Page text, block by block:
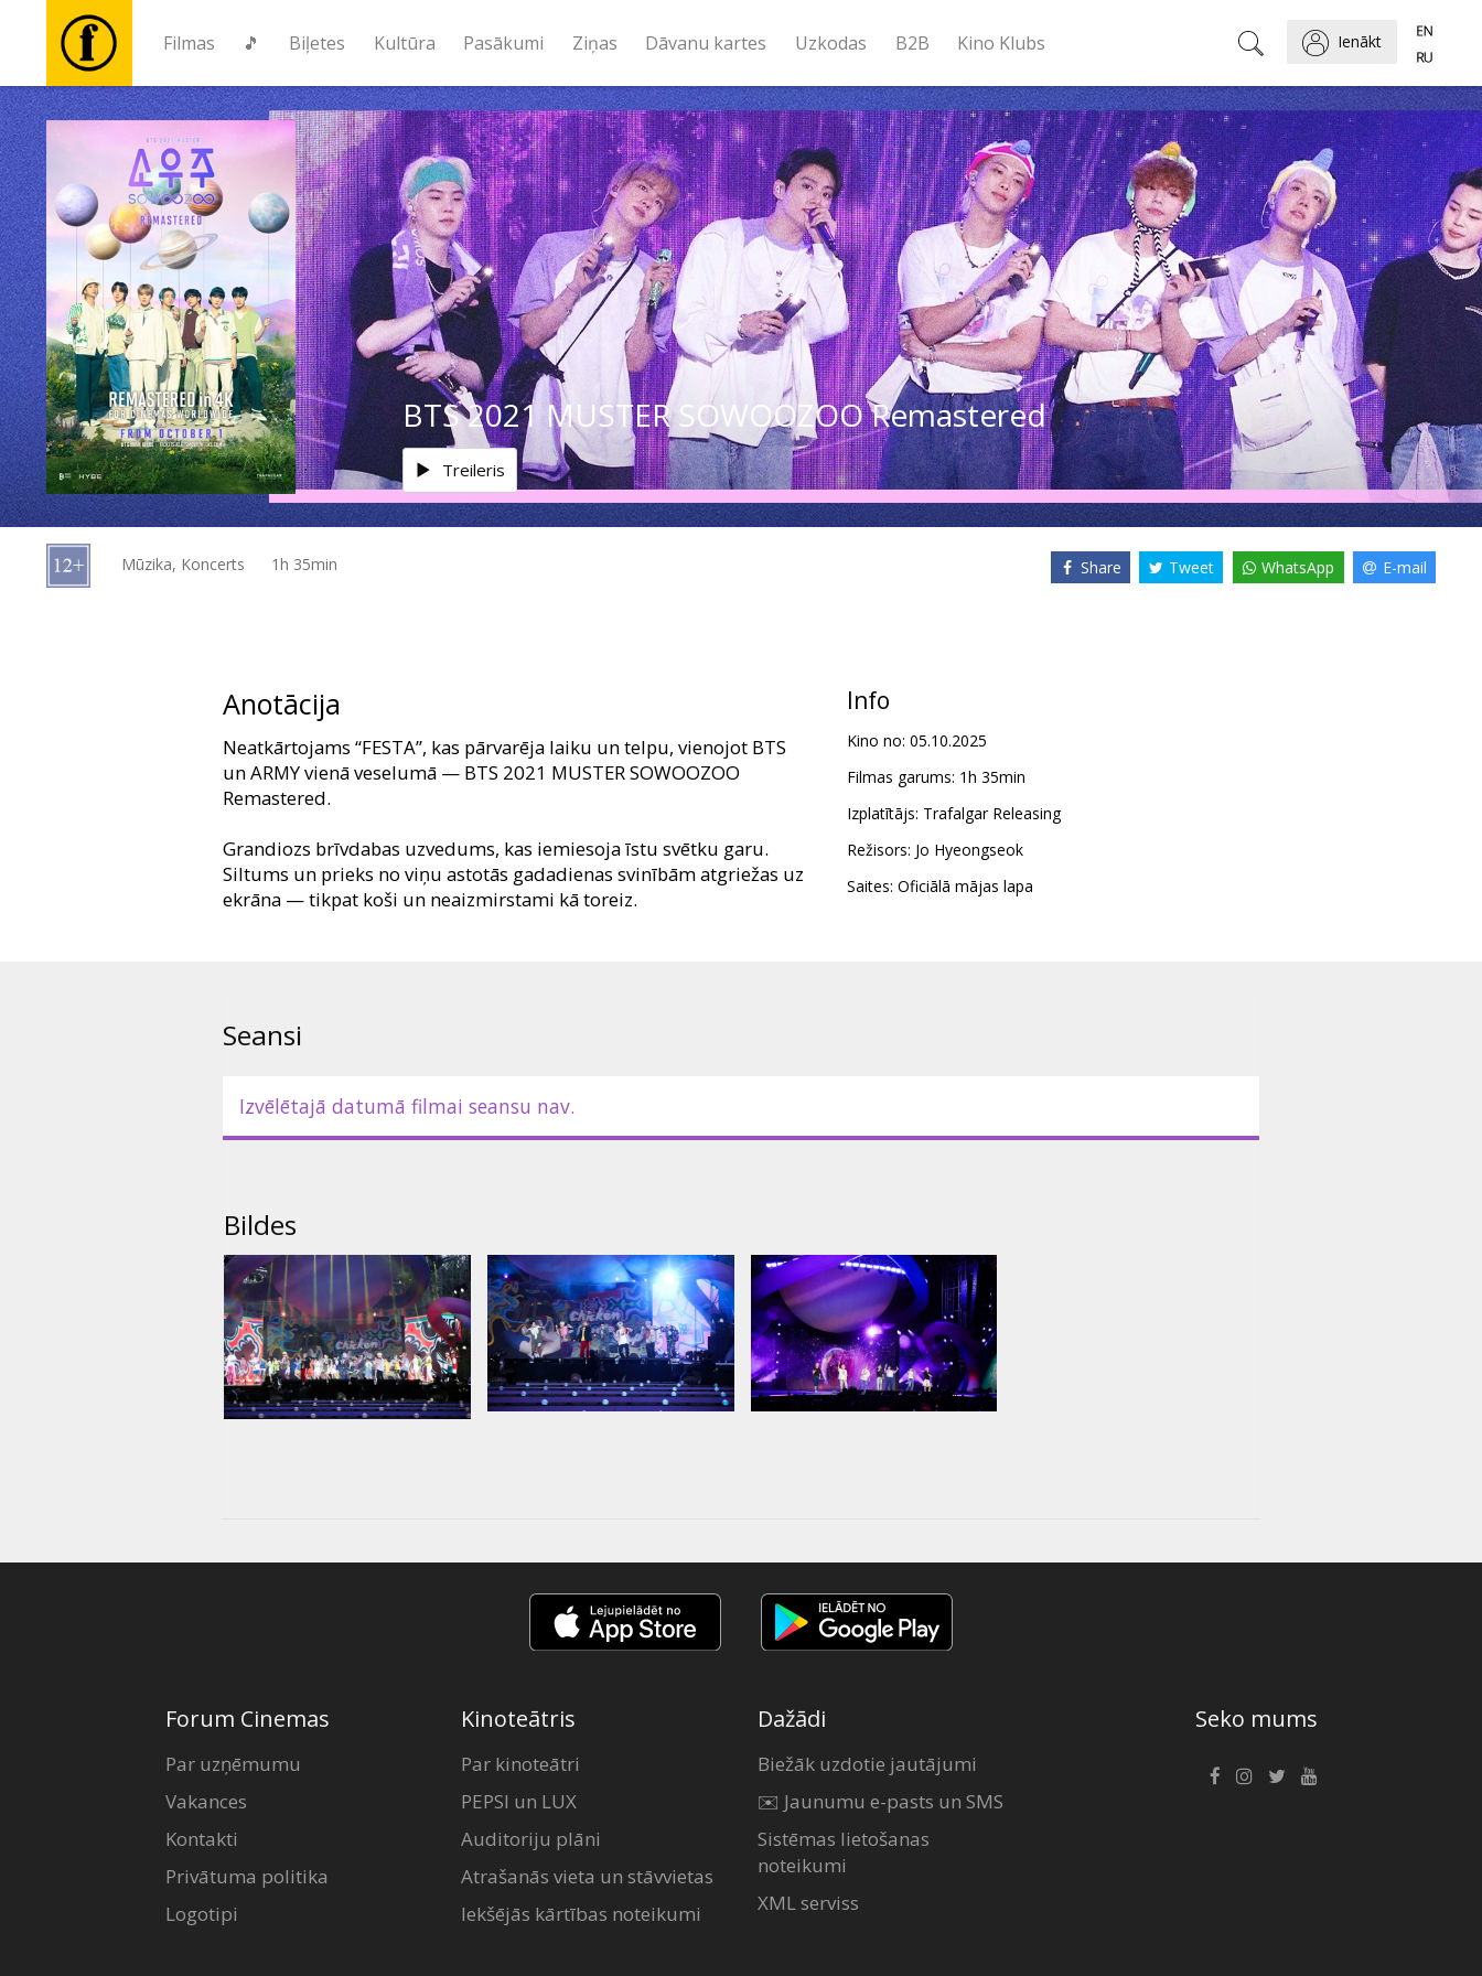
Filmas 🎵 Biļetes Kultūra Pasākumi Ziņas Dāvanu kartes Uzkodas B2B Kino Klubs Ienākt
Filmas
🎵
Biļetes
Kultūra
Pasākumi
Ziņas
Dāvanu
kartes
BTS 2021 MUSTER SOWOOZOO Remastered
Treileris
Mūzika, Koncerts 1h 35min Share Tweet WhatsApp E-mail
Anotācija
Neatkārtojams “FESTA”, kas pārvarēja laiku un telpu, vienojot BTS
un ARMY vienā veselumā — BTS 2021 MUSTER SOWOOZOO
Remastered.
Grandiozs brīvdabas uzvedums, kas iemiesoja īstu svētku garu.
Siltums un prieks no viņu astotās gadadienas svinībām atgriežas uz
ekrāna — tikpat koši un neaizmirstami kā toreiz.
Info
Kino no: 05.10.2025
Filmas garums: 1h 35min
Izplatītājs: Trafalgar Releasing
Režisors: Jo Hyeongseok
Saites: Oficiālā mājas lapa
Seansi
Izvēlētajā datumā filmai seansu nav.
Bildes
Forum Cinemas
Par uzņēmumu
Vakances
Kontakti
Privātuma politika
Logotipi
Kinoteātris
Par kinoteātri
PEPSI un LUX
Auditoriju plāni
Atrašanās vieta un stāvvietas
Iekšējās kārtības noteikumi
Dažādi
Biežāk uzdotie jautājumi
✉️ Jaunumu e-pasts un SMS
Sistēmas lietošanas
noteikumi
XML serviss
Seko mums